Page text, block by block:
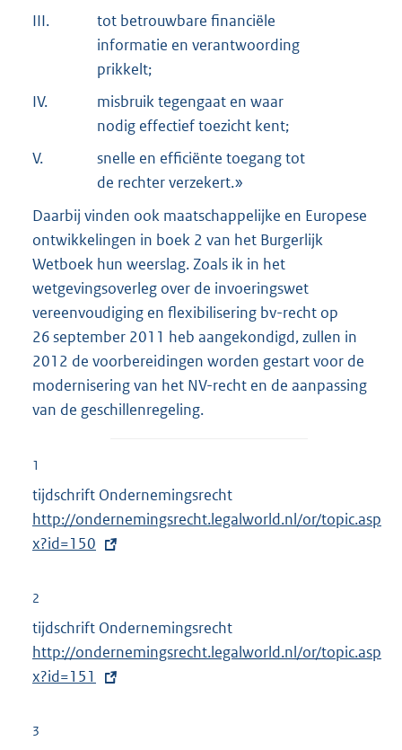
III.
tot betrouwbare financiële
informatie en verantwoording
prikkelt;
IV.
misbruik tegengaat en waar
nodig effectief toezicht kent;
V.
snelle en efficiënte toegang tot
de rechter verzekert.»
Daarbij vinden ook maatschappelijke en Europese
ontwikkelingen in boek 2 van het Burgerlijk
Wetboek hun weerslag. Zoals ik in het
wetgevingsoverleg over de invoeringswet
vereenvoudiging en flexibilisering bv-recht op
26 september 2011 heb aangekondigd, zullen in
2012 de voorbereidingen worden gestart voor de
modernisering van het NV-recht en de aanpassing
van de geschillenregeling.
1
tijdschrift Ondernemingsrecht
x
l
http://ondernemingsrecht.legalworld.nl/or/topic.asp
x?id=150
2
tijdschrift Ondernemingsrecht
x
http://ondernemingsrecht.legalworld.nl/or/topic.asp
x?id=151
3